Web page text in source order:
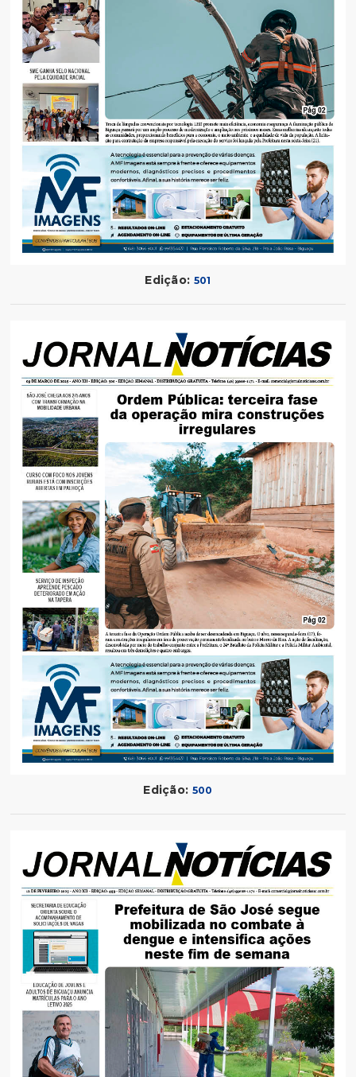
Edição: 501
Edição: 500